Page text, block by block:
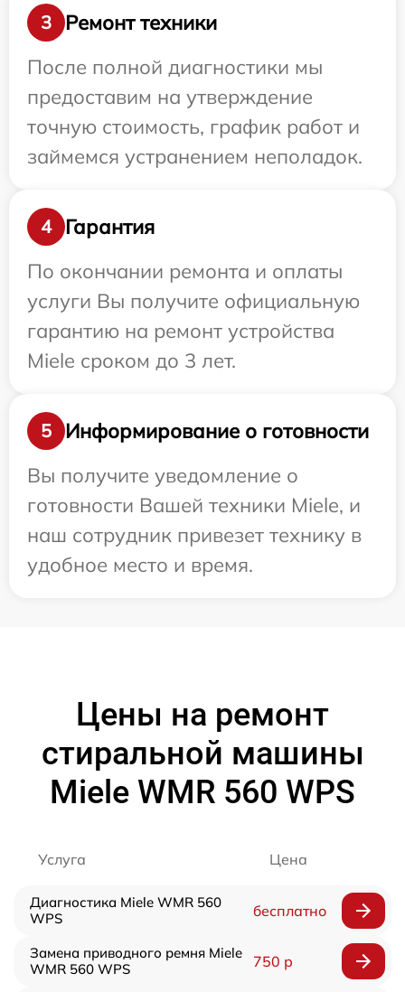
3
Ремонт техники
После полной диагностики мы
предоставим на утверждение
точную стоимость, график работ и
займемся устранением неполадок.
4
Гарантия
По окончании ремонта и оплаты
услуги Вы получите официальную
гарантию на ремонт устройства
Miele сроком до 3 лет.
5
Информирование о готовности
Вы получите уведомление о
готовности Вашей техники Miele, и
наш сотрудник привезет технику в
удобное место и время.
Цены на ремонт
стиральной машины
Miele WMR 560 WPS
Услуга Цена
Диагностика Miele WMR 560
WPS
бесплатно
Замена приводного ремня Miele
WMR 560 WPS
750 р